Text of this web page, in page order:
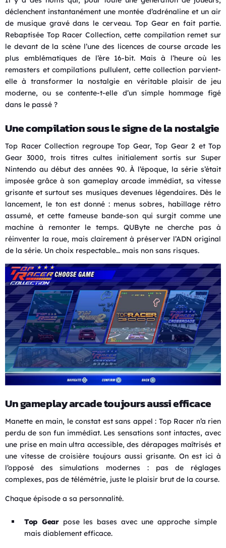
déclenchent instantanément une montée d’adrénaline et un air
de musique gravé dans le cerveau. Top Gear en fait partie.
Rebaptisée Top Racer Collection, cette compilation remet sur
le devant de la scène l’une des licences de course arcade les
plus emblématiques de l’ère 16-bit. Mais à l’heure où les
remasters et compilations pullulent, cette collection parvient-
elle à transformer la nostalgie en véritable plaisir de jeu
moderne, ou se contente-t-elle d’un simple hommage figé
dans le passé ?
Une compilation sous le signe de la nostalgie
Top Racer Collection regroupe Top Gear, Top Gear 2 et Top
Gear 3000, trois titres cultes initialement sortis sur Super
Nintendo au début des années 90. À l’époque, la série s’était
imposée grâce à son gameplay arcade immédiat, sa vitesse
grisante et surtout ses musiques devenues légendaires. Dès le
lancement, le ton est donné : menus sobres, habillage rétro
assumé, et cette fameuse bande-son qui surgit comme une
machine à remonter le temps. QUByte ne cherche pas à
réinventer la roue, mais clairement à préserver l’ADN original
de la série. Un choix respectable… mais non sans risques.
Un gameplay arcade toujours aussi efficace
Manette en main, le constat est sans appel : Top Racer n’a rien
perdu de son fun immédiat. Les sensations sont intactes, avec
une prise en main ultra accessible, des dérapages maîtrisés et
une vitesse de croisière toujours aussi grisante. On est ici à
l’opposé des simulations modernes : pas de réglages
complexes, pas de télémétrie, juste le plaisir brut de la course.
Chaque épisode a sa personnalité.
Top Gearpose les bases avec une approche simple
mais diablement efficace.